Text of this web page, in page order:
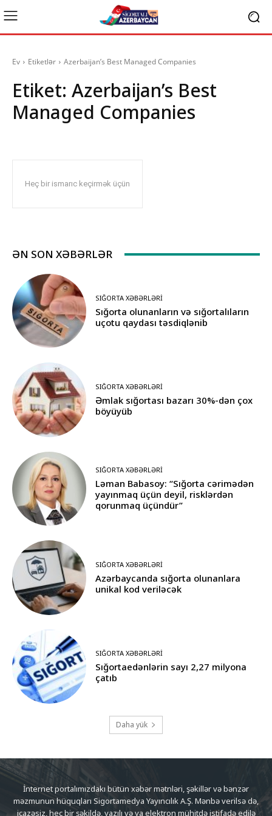
Ev Etiketlər Azerbaijan’s Best Managed Companies
Etiket: Azerbaijan’s Best
Managed Companies
Heç bir ismarıc keçirmək üçün
ƏN SON XƏBƏRLƏR
SIĞORTA XƏBƏRLƏRI
Sığorta olunanların və sığortalıların
uçotu qaydası təsdiqlənib
SIĞORTA XƏBƏRLƏRI
Əmlak sığortası bazarı 30%-dən çox
böyüyüb
SIĞORTA XƏBƏRLƏRI
Ləman Babasoy: “Sığorta cərimədən
yayınmaq üçün deyil, risklərdən
qorunmaq üçündür”
SIĞORTA XƏBƏRLƏRI
Azərbaycanda sığorta olunanlara
unikal kod veriləcək
SIĞORTA XƏBƏRLƏRI
Sığortaedənlərin sayı 2,27 milyona
çatıb
Daha yük
İnternet portalımızdakı bütün xəbər mətnləri, şəkillər və bənzər
məzmunun hüquqları Sigortamedya Yayıncılık A.Ş. Mənbə verilsə də,
icazəsiz, heç bir şəkildə, yazılı və ya elektron mühitdə istifadə edilə